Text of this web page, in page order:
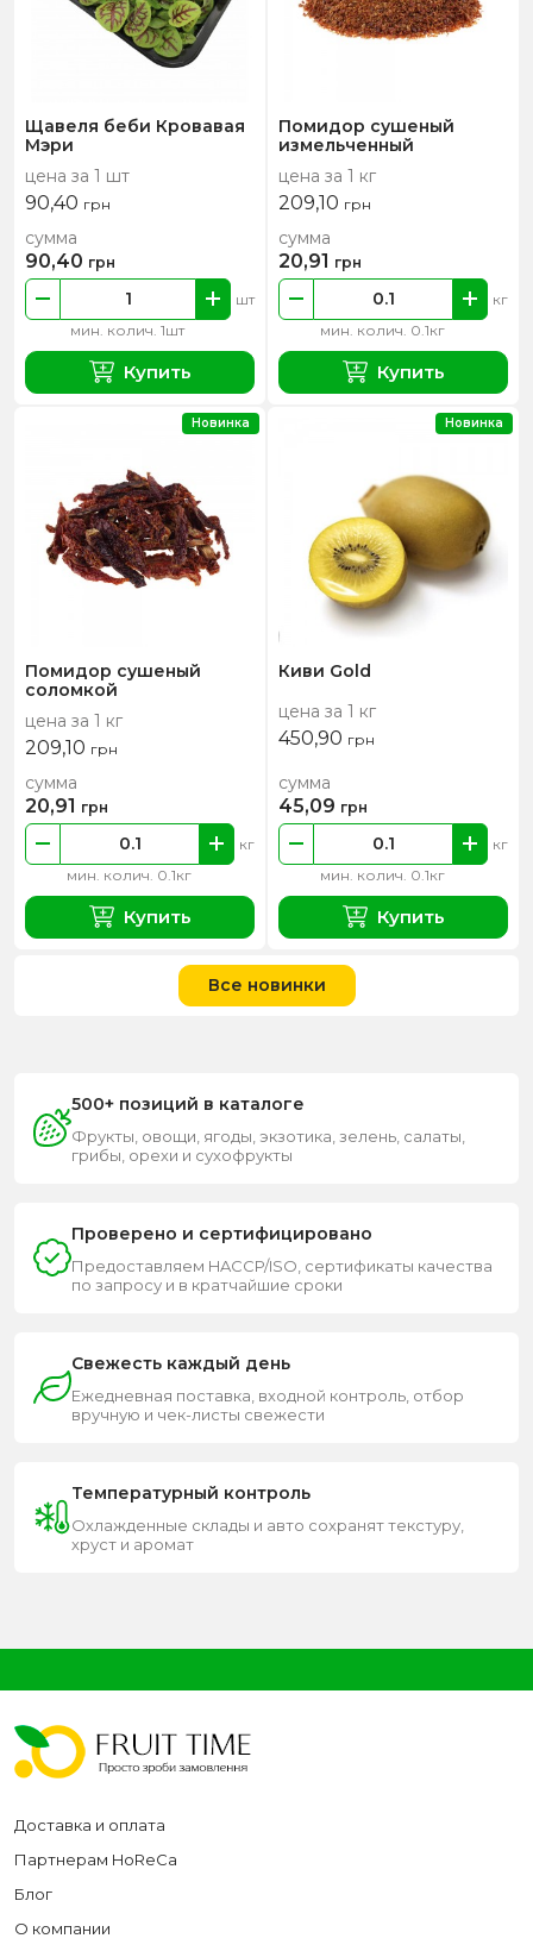
Щавеля беби Кровавая
Мэри
цена за 1 шт
90,40 грн
мин. колич. 1шт
шт
сумма
90,40 грн
Купить
Помидор сушеный
измельченный
цена за 1 кг
209,10 грн
мин. колич. 0.1кг
кг
сумма
20,91 грн
Купить
Помидор сушеный
соломкой
цена за 1 кг
209,10 грн
мин. колич. 0.1кг
кг
сумма
20,91 грн
Купить
Новинка
Киви Gold
цена за 1 кг
450,90 грн
мин. колич. 0.1кг
кг
сумма
45,09 грн
Купить
Новинка
Все новинки
500+ позиций в каталоге
Фрукты, овощи, ягоды, экзотика, зелень, салаты,
грибы, орехи и сухофрукты
Проверено и сертифицировано
Предоставляем HACCP/ISO, сертификаты качества
по запросу и в кратчайшие сроки
Свежесть каждый день
Ежедневная поставка, входной контроль, отбор
вручную и чек-листы свежести
Температурный контроль
Охлажденные склады и авто сохранят текстуру,
хруст и аромат
Доставка и оплата
Партнерам HoReCa
Блог
О компании